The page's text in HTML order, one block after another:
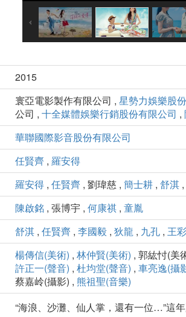
2015
寰亞電影製作有限公司 , 星勢力娛樂股
公司 , 十全媒體娛樂行銷股份有限公司 ,
華聯國際影音股份有限公司
任賢齊 , 羅安得
羅安得 , 任賢齊 , 劉瑋慈 , 簡士耕 , 舒淇 ,
陳啟銘 , 張博宇 , 何康祺 , 童胤
舒淇 , 任賢齊 , 李國毅 , 狄龍 , 九孔 , 王
楊傳信(美術) , 林仲賢(美術) , 郭紘忖(美
許正一(聲音) , 杜均堂(聲音) , 車亮逸(攝
蔡嘉岭(攝影) , 熊祖聖(音樂)
“海浪、沙灘、仙人掌，還有一位…”這